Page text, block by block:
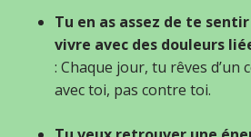
Tu en as assez de te
vivre avec des douleurs
: Chaque jour, tu rêves d’un
avec toi, pas contre toi.